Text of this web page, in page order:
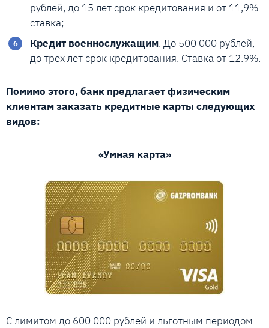
рублей, до 15 лет срок кредитования и от 11,9%
ставка;
Кредит военнослужащим. До 500 000 рублей,
до трех лет срок кредитования. Ставка от 12.9%.
Помимо этого, банк предлагает физическим
клиентам заказать кредитные карты следующих
видов:
«Умная карта»
С лимитом до 600 000 рублей и льготным периодом